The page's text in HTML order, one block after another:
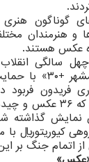
گوناگون هنری
و هنرمندان
عكس هستند.
سالگی انقلاب
عكس و چیدمان
فریدون فربود
گذاشته
كیوریتوریال